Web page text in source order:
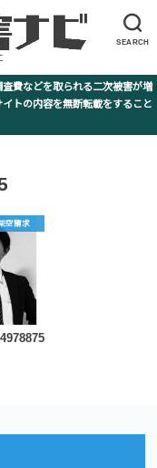
SEARCH
費などを取られる二次被害が増
の内容を無断転載をすること
空請求